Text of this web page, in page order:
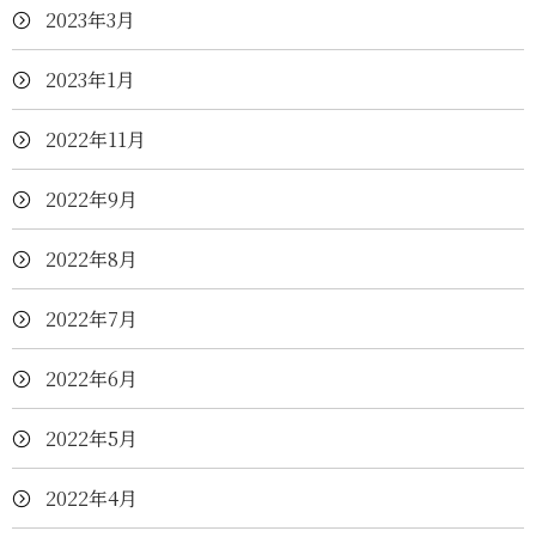
2023年3月
2023年1月
2022年11月
2022年9月
2022年8月
2022年7月
2022年6月
2022年5月
2022年4月